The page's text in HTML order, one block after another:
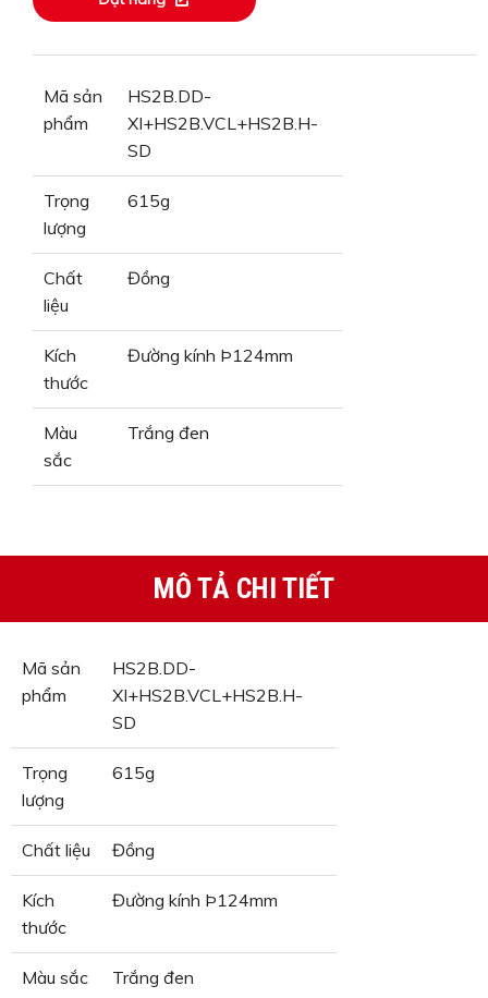
Mã sản
phẩm
HS2B.DD-
XI+HS2B.VCL+HS2B.H-
SD
Trọng
lượng
615g
Chất
liệu
Đồng
Kích
thước
Đường kính Þ124mm
Màu
sắc
Trắng đen
MÔ TẢ CHI TIẾT
Mã sản
phẩm
HS2B.DD-
XI+HS2B.VCL+HS2B.H-
SD
Trọng
lượng
615g
Chất liệu Đồng
Kích
thước
Đường kính Þ124mm
Màu sắc Trắng đen